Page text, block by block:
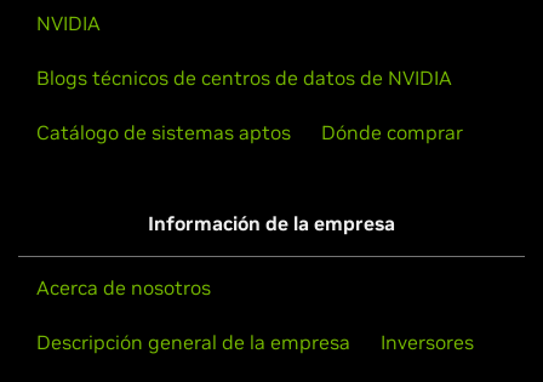
NVIDIA
Blogs técnicos de centros de datos de NVIDIA
Catálogo de sistemas aptos Dónde comprar
Información de la empresa
Acerca de nosotros
Descripción general de la empresa Inversores